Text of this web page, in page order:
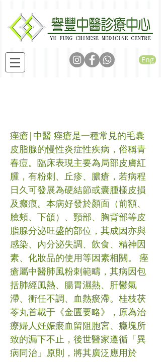
Eng
痤瘡|中醫 痤瘡是一種常見的毛囊
皮脂腺的慢性炎症性疾病，俗稱青
春痘。臨床表現主要為局部皮膚紅
腫，有粉刺、丘疹、膿瘡，若病程
日久可發展為硬結節或囊腫樣皮損
及瘢痕。本病好發於顏面（前額、
臉頰、下頜）、頸部、胸背部等皮
脂腺分泌旺盛的部位，其成因亦與
感染、內分泌失調、飲食、精神因
素、化妝品的使用等因素相關。 痤
瘡屬中醫肺風粉刺範疇，其病因包
括肺經風熱、腸胃濕熱、肝鬱氣
滯、衝任不調、血熱瘀滯。桂枝茯
苓丸首載于《金匱要略》，原為治
療婦人妊娠瘀血留阻胞宮、癥塊所
致的漏下不止，後世醫家遵循「異
病同治」原則，將其廣泛應用於